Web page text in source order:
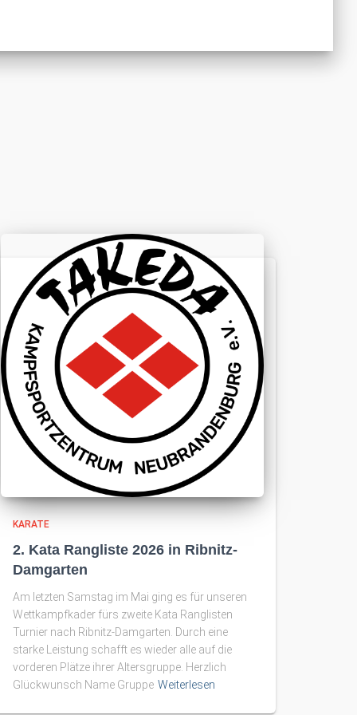
KARATE
2. Kata Rangliste 2026 in Ribnitz-
Damgarten
Am letzten Samstag im Mai ging es für unseren
Wettkampfkader fürs zweite Kata Ranglisten
Turnier nach Ribnitz-Damgarten. Durch eine
starke Leistung schafft es wieder alle auf die
vorderen Plätze ihrer Altersgruppe. Herzlich
Glückwunsch Name Gruppe Weiterlesen